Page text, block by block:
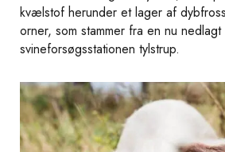
kvælstof herunder et lager af
orner, som stammer fra en nu
svineforsøgsstationen tylstrup.